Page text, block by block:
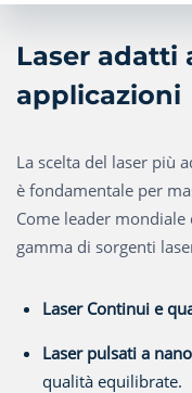
Laser adatti
applicazioni
La scelta del laser più
è fondamentale per
Come leader
gamma di sorgenti
Laser Continui e
Laser pulsati a
qualità equilibrate.